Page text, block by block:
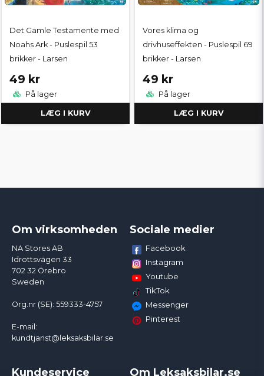
Det Gamle Testamente med
Noahs Ark - Puslespil 53
brikker - Larsen
49 kr
På lager
LÆG I KURV
Vores klima og
drivhuseffekten - Puslespil 69
brikker - Larsen
49 kr
På lager
LÆG I KURV
Om virksomheden
NA Stores AB
Idrottsvägen 33
702 32 Örebro
Sweden
Org.nr (SE): 559333-4757
E-mail:
kundtjanst@leksaksbilar.se
Sociale medier
Facebook
Instagram
Youtube
TikTok
Messenger
Pinterest
Kundeservice Om Leksaksbilar.se